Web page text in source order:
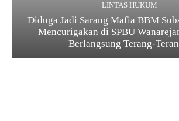
LINTAS HUKUM
Diduga Jadi Sarang Mafia BBM
Mencurigakan di SPBU
Berlangsung Terang-